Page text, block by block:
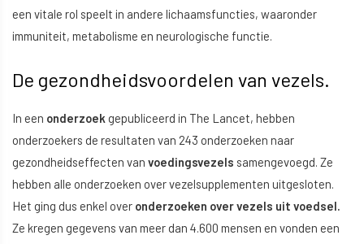
een vitale rol speelt in andere lichaamsfuncties, waaronder
immuniteit, metabolisme en neurologische functie.
De gezondheidsvoordelen van vezels.
In een onderzoek gepubliceerd in The Lancet, hebben
onderzoekers de resultaten van 243 onderzoeken naar
gezondheidseffecten van voedingsvezels samengevoegd. Ze
hebben alle onderzoeken over vezelsupplementen uitgesloten.
Het ging dus enkel over onderzoeken over vezels uit voedsel.
Ze kregen gegevens van meer dan 4.600 mensen en vonden een